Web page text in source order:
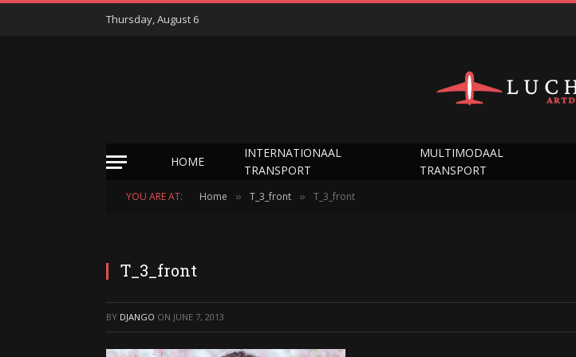
Thursday, August 6
HOME
INTERNATIONAAL
TRANSPORT
MULTIMODAAL
TRANSPORT
YOU ARE AT: Home » T_3_front » T_3_front
T_3_front
BY DJANGO ON JUNE 7, 2013